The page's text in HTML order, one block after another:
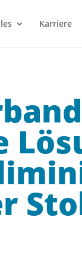
Karriere